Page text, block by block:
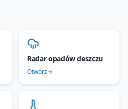
Radar opadów deszczu
Otwórz